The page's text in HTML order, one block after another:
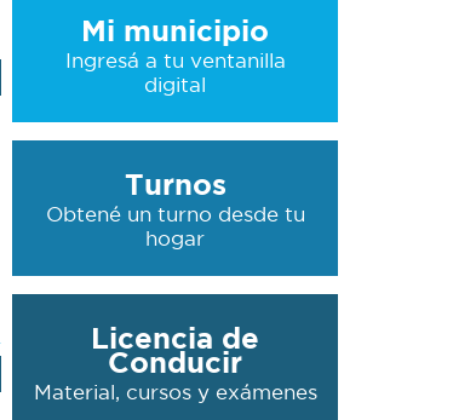
Mi municipio
Ingresá a tu ventanilla
digital
Turnos
Obtené un turno desde tu
hogar
Licencia de
Conducir
Material, cursos y exámenes